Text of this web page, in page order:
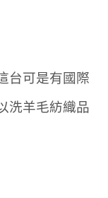
台可是有國際
洗羊毛紡織品